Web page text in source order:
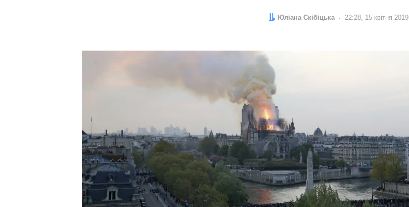
Автор:
Юліана Скібіцька Дата:
22:28, 15 квітня 2019